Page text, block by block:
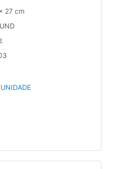
27 cm